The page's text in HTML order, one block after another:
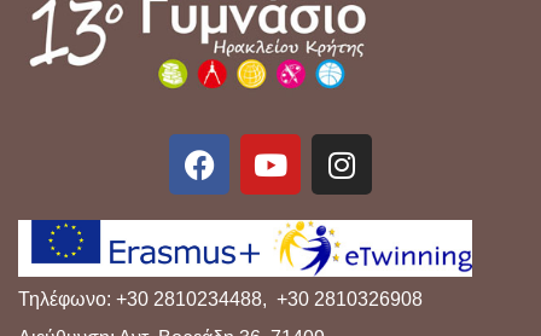
Τηλέφωνο: +30 2810234488, +30 2810326908